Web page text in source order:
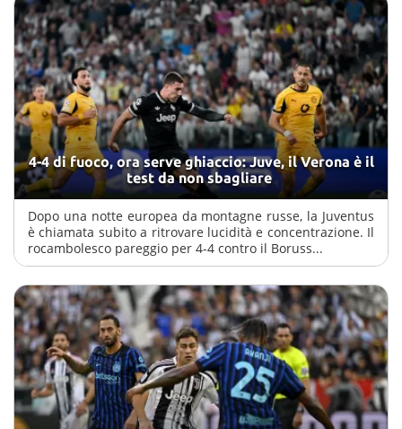
4-4 di fuoco, ora serve ghiaccio: Juve, il Verona è il
test da non sbagliare
Dopo una notte europea da montagne russe, la Juventus
è chiamata subito a ritrovare lucidità e concentrazione. Il
rocambolesco pareggio per 4-4 contro il Boruss...